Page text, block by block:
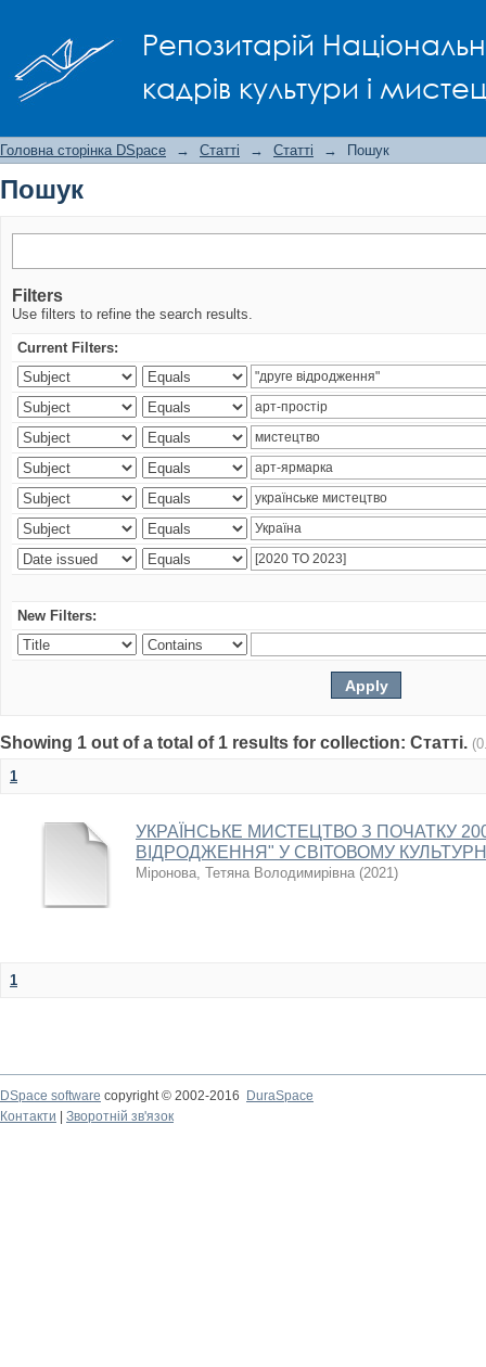
Репозитарій
кадрів культури і
Головна сторінка DSpace → Статті → Статті → Пошук
Пошук
Filters
Use filters to refine the search results.
Current Filters:
New Filters:
Showing 1 out of a total of 1 results for collection: Статті.
1
УКРАЇНСЬКЕ МИСТЕЦТВО З ПОЧАТКУ
ВІДРОДЖЕННЯ" У СВІТОВОМУ
Міронова, Тетяна Володимирівна (2021)
1
DSpace software copyright © 2002-2016
DuraSpace
Контакти
Зворотній зв'язок